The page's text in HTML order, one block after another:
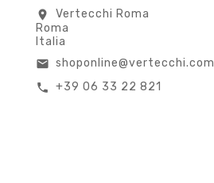
location_on
Vertecchi Roma
Roma
Italia
email shoponline@vertecchi.com
call +39 06 33 22 821